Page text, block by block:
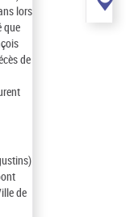
lors
que
de
de